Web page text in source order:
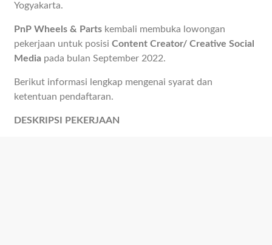
Yogyakarta.
PnP Wheels & Parts kembali membuka lowongan
pekerjaan untuk posisiContent Creator/ Creative Social
Media pada bulan September 2022.
Berikut informasi lengkap mengenai syarat dan
ketentuan pendaftaran.
DESKRIPSI PEKERJAAN